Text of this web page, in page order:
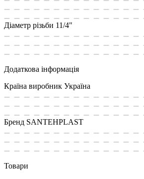
Діаметр різьби 11/4"
Додаткова інформація
Країна виробник Україна
Бренд SANTEHPLAST
Товари